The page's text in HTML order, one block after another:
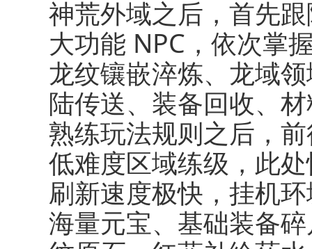
神荒外域之后，首先
大功能 NPC，依次掌
龙纹镶嵌淬炼、龙域
陆传送、装备回收、
熟练玩法规则之后，
低难度区域练级，此
刷新速度极快，挂机
海量元宝、基础装备